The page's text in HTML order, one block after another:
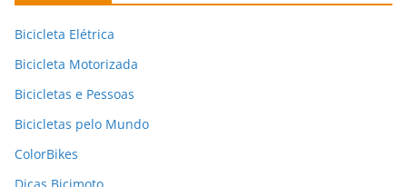
Bicicleta Elétrica
Bicicleta Motorizada
Bicicletas e Pessoas
Bicicletas pelo Mundo
ColorBikes